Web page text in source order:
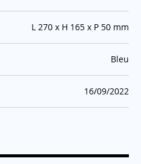
:L 270 x H 165 x P 50 mm
:Bleu
:16/09/2022